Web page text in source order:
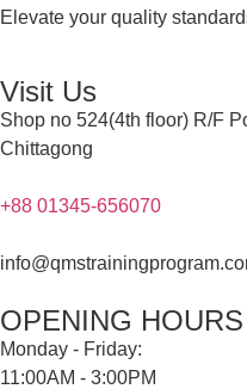
Elevate your quality
Visit Us
Shop no 524(4th floor) R/F
Chittagong
+88 01345-656070
OPENING HOURS
Monday - Friday:
11:00AM - 3:00PM